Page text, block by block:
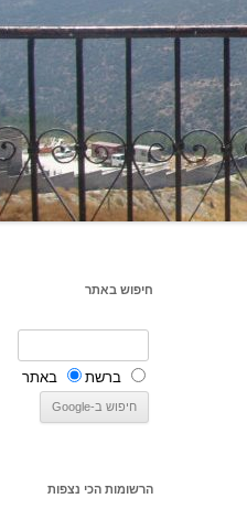
חיפוש באתר
ברשת באתר
הרשומות הכי נצפות